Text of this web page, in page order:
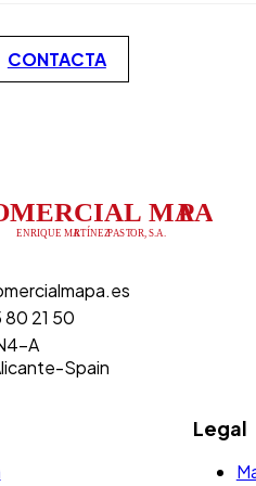
CONTACTA
80 21 50
A
Spain
Legal